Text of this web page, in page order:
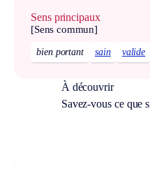
Sens principaux
[Sens commun]
bien portant sain valide
À découvrir
Savez-vous ce que